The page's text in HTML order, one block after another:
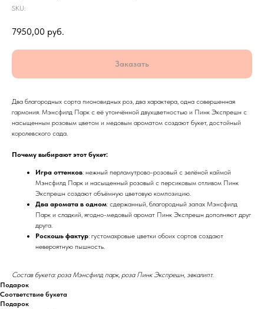
SKU:
7950,00 руб.
Заказать
Два благородных сорта пионовидных роз, два характера, одна совершенная
гармония. Мэнсфилд Парк с её утончённой двухцветностью и Пинк Экспрешн с
насыщенным розовым цветом и медовым ароматом создают букет, достойный
королевского сада.
Почему выбирают этот букет:
Игра оттенков: нежный перламутрово-розовый с зелёной каймой
Мэнсфилд Парк и насыщенный розовый с персиковым отливом Пинк
Экспрешн создают объёмную цветовую композицию.
Два аромата в одном: сдержанный, благородный запах Мэнсфилд
Парк и сладкий, ягодно-медовый аромат Пинк Экспрешн дополняют друг
друга.
Роскошь фактур: густомахровые цветки обоих сортов создают
невероятную пышность.
Состав букета: роза Мэнсфилд парк, роза Пинк Экспрешн, эвкалипт.
Подарок
Соответствие букета
Подарок